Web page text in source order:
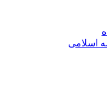
اسلامی